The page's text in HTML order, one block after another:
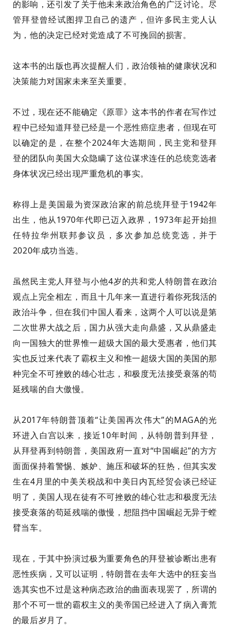
的影响，还引发了关于他未来政治角色的广泛讨论。尽
管拜登曾经试图捍卫自己的遗产，但许多民主党人认
为，他的决定已经对党造成了不可挽回的损害。
这本书的出版也再次提醒人们，政治领袖的健康状况和
决策能力对国家未来至关重要。
不过，现在还不能确定《原罪》这本书的作者在写作过
程中已经知道拜登已经是一个恶性癌症患者，但现在可
以确定的是，在整个2024年大选期间，民主党和登拜
登的团队向美国大众隐瞒了这位谋求连任的总统竞选者
身体状况已经出现严重危机的事实。
称得上是美国最为资深政治家的前总统拜登于1942年
出生，他从1970年代即已迈入政界，1973年起开始担
任特拉华州联邦参议员，多次参加总统竞选，并于
2020年成功当选。
虽然民主党人拜登与小他4岁的共和党人特朗普在政治
观点上完全相左，而且十几年来一直进行着你死我活的
政治斗争，但在我们中国人看来，这两个人可以说是第
二次世界大战之后，国力从强大走向鼎盛，又从鼎盛走
向一国独大的世界惟一超级大国的最大受惠者，他们其
实也反过来代表了霸权主义和惟一超级大国的美国的那
种完全不可挫败的雄心壮志，和极度无法接受衰落的苟
延残喘的自大傲慢。
从2017年特朗普顶着“让美国再次伟大”的MAGA的光
环进入白宫以来，接近10年时间，从特朗普到拜登，
从拜登再到特朗普，美国政府一直对“中国崛起”的方方
面面保持着警惕、嫉妒、施压和破坏的狂热，但其实发
生在4月里的中美关税战和中美日内瓦经贸会谈已经证
明了，美国人现在徒有不可挫败的雄心壮志和极度无法
接受衰落的苟延残喘的傲慢，想阻挡中国崛起无异于螳
臂当车。
现在，于其中扮演过极为重要角色的拜登被诊断出患有
恶性疾病，又可以证明，特朗普在去年大选中的狂妄当
选其实也不过是这种病态政治的曲面表现罢了，所谓的
那个不可一世的霸权主义的美帝国已经进入了病入膏荒
的最后岁月了。